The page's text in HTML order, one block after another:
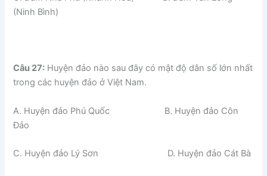
(Ninh Bình)
Câu 27: Huyện đảo nào sau đây có mật độ dân số lớn nhất
trong các huyện đảo ở Việt Nam.
A. Huyện đảo Phú Quốc B. Huyện đảo Côn
Đảo
C. Huyện đảo Lý Sơn D. Huyện đảo Cát Bà